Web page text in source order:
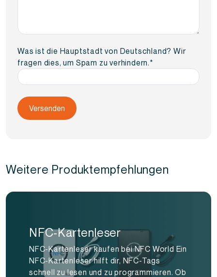
Was ist die Hauptstadt von Deutschland? Wir
fragen dies, um Spam zu verhindern.*
Weitere Produktempfehlungen
NFC-Kartenleser
NFC-Kartenleser kaufen bei NFC World Ein
NFC-Kartenleser hilft dir, NFC-Tags
schnell zu lesen und zu programmieren. Ob